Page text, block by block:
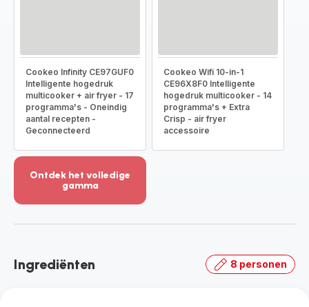
Cookeo Infinity CE97GUF0
Intelligente hogedruk
multicooker + air fryer - 17
programma's - Oneindig
aantal recepten -
Geconnecteerd
Cookeo Wifi 10-in-1
CE96X8F0 Intelligente
hogedruk multicooker - 14
programma's + Extra
Crisp - air fryer
accessoire
Ontdek het volledige
gamma
-
volledige
Ingrediënten 8 personen